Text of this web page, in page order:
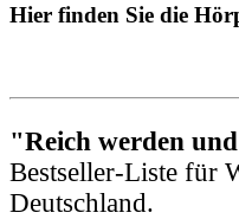
Hier finden Sie die
"Reich werden
Bestseller-Liste für
Deutschland.